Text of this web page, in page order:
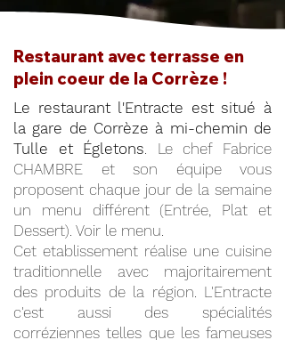
Restaurant avec terrasse en
plein coeur de la Corrèze !
Le restaurant l'Entracte est situé à
la gare de Corrèze à mi-chemin de
Tulle et Égletons. Le chef Fabrice
CHAMBRE et son équipe vous
proposent chaque jour de la semaine
un menu différent (Entrée, Plat et
Dessert). Voir le menu.
Cet etablissement réalise une cuisine
traditionnelle avec majoritairement
des produits de la région. L'Entracte
c'est aussi des spécialités
corréziennes telles que les fameuses